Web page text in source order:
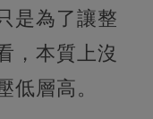
是為了讓整
，本質上沒
低層高。